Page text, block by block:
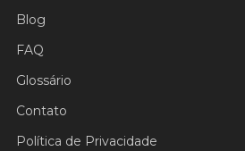
Blog
FAQ
Glossário
Contato
Política de Privacidade